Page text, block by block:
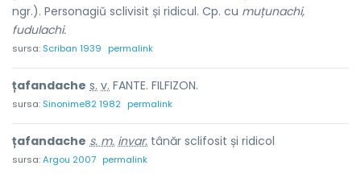
ngr.). Personagiŭ sclivisit și ridicul. Cp. cu muțunachi,
fudulachi.
sursa: Scriban 1939 permalink
țafandache s. v. FANTE. FILFIZON.
sursa: Sinonime82 1982 permalink
țafandache s. m. invar. tânăr sclifosit și ridicol
sursa:Argou 2007 permalink